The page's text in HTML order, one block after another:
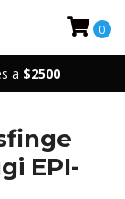
a $2500
0
EPI-